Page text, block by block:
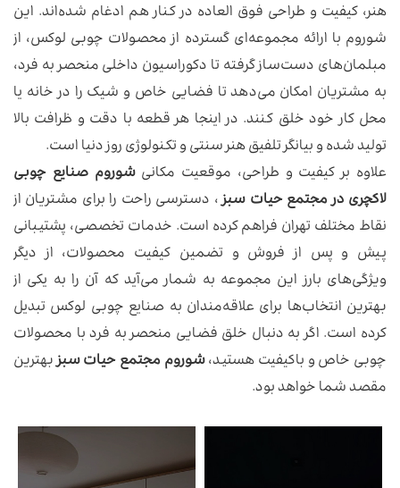
هنر، کیفیت و طراحی فوق العاده در کنار هم ادغام شده‌اند. این
شوروم با ارائه مجموعه‌ای گسترده از محصولات چوبی لوکس، از
مبلمان‌های دست‌ساز گرفته تا دکوراسیون داخلی منحصر به فرد،
به مشتریان امکان می‌دهد تا فضایی خاص و شیک را در خانه یا
محل کار خود خلق کنند. در اینجا هر قطعه با دقت و ظرافت بالا
تولید شده و بیانگر تلفیق هنر سنتی و تکنولوژی روز دنیا است.
علاوه بر کیفیت و طراحی، موقعیت مکانیشوروم صنایع چوبی
لاکچری در مجتمع حیات سبز، دسترسی راحت را برای مشتریان از
نقاط مختلف تهران فراهم کرده است. خدمات تخصصی، پشتیبانی
پیش و پس از فروش و تضمین کیفیت محصولات، از دیگر
ویژگی‌های بارز این مجموعه به شمار می‌آید که آن را به یکی از
بهترین انتخاب‌ها برای علاقه‌مندان به صنایع چوبی لوکس تبدیل
کرده است. اگر به دنبال خلق فضایی منحصر به فرد با محصولات
چوبی خاص و باکیفیت هستید،شوروم مجتمع حیات سبزبهترین
مقصد شما خواهد بود.